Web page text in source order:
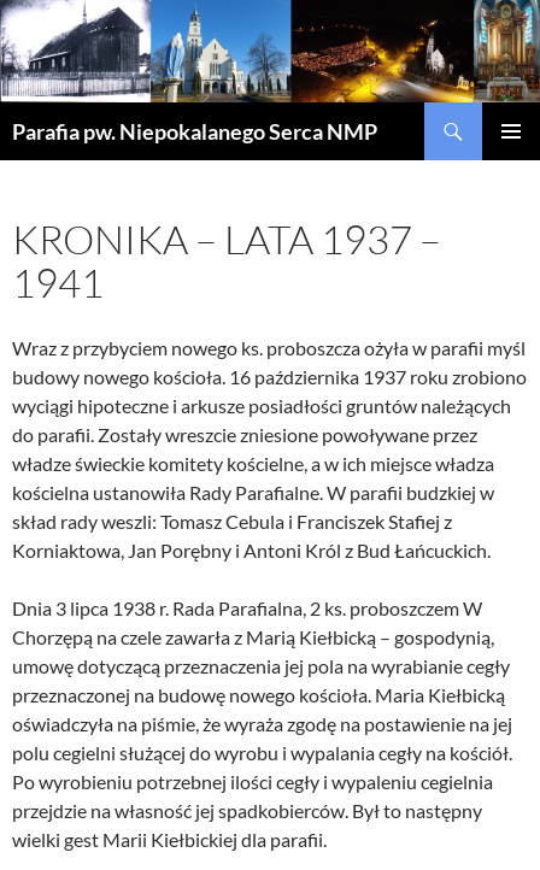
Parafia pw. Niepokalanego Serca NMP
KRONIKA – LATA 1937 –
1941
Wraz z przybyciem nowego ks. proboszcza ożyła w parafii myśl
budowy nowego kościoła. 16 października 1937 roku zrobiono
wyciągi hipoteczne i arkusze posiadłości gruntów należących
do parafii. Zostały wreszcie zniesione powoływane przez
władze świeckie komitety kościelne, a w ich miejsce władza
kościelna ustanowiła Rady Parafialne. W parafii budzkiej w
skład rady weszli: Tomasz Cebula i Franciszek Stafiej z
Korniaktowa, Jan Porębny i Antoni Król z Bud Łańcuckich.
Dnia 3 lipca 1938 r. Rada Parafialna, 2 ks. proboszczem W
Chorzępą na czele zawarła z Marią Kiełbicką – gospodynią,
umowę dotyczącą przeznaczenia jej pola na wyrabianie cegły
przeznaczonej na budowę nowego kościoła. Maria Kiełbicką
oświadczyła na piśmie, że wyraża zgodę na postawienie na jej
polu cegielni służącej do wyrobu i wypalania cegły na kościół.
Po wyrobieniu potrzebnej ilości cegły i wypaleniu cegielnia
przejdzie na własność jej spadkobierców. Był to następny
wielki gest Marii Kiełbickiej dla parafii.